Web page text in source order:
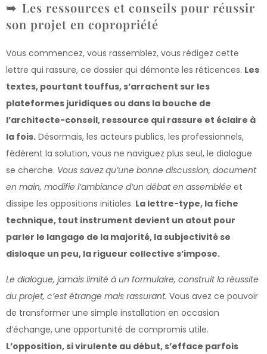
Les ressources et conseils pour réussir
son projet en copropriété
Vous commencez, vous rassemblez, vous rédigez cette
lettre qui rassure, ce dossier qui démonte les réticences. Les
textes, pourtant touffus, s’arrachent sur les
plateformes juridiques ou dans la bouche de
l’architecte-conseil, ressource qui rassure et éclaire à
la fois. Désormais, les acteurs publics, les professionnels,
fédèrent la solution, vous ne naviguez plus seul, le dialogue
se cherche. Vous savez qu’une bonne discussion, document
en main, modifie l’ambiance d’un débat en assemblée et
dissipe les oppositions initiales. La lettre-type, la fiche
technique, tout instrument devient un atout pour
parler le langage de la majorité, la subjectivité se
disloque un peu, la rigueur collective s’impose.
Le dialogue, jamais limité à un formulaire, construit la réussite
du projet, c’est étrange mais rassurant. Vous avez ce pouvoir
de transformer une simple installation en occasion
d’échange, une opportunité de compromis utile.
L’opposition, si virulente au début, s’efface parfois